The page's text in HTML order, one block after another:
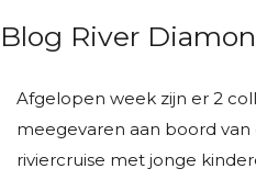
Blog River
Afgelopen week zijn er 2
meegevaren aan boord van
riviercruise met jonge